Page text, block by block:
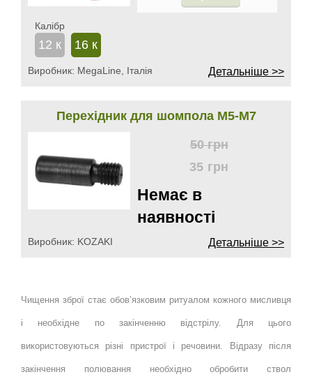
Калібр
12 к 16 к
Виробник: MegaLine, Італія Детальніше >>
Перехідник для шомпола М5-М7
50 грн
35 грн
Немає в
наявності
Виробник: KOZAKI Детальніше >>
Чищення зброї стає обов’язковим ритуалом кожного мисливця
і необхідне по закінченню відстрілу. Для цього
використовуються різні пристрої і речовини. Відразу після
закінчення полювання необхідно обробити ствол